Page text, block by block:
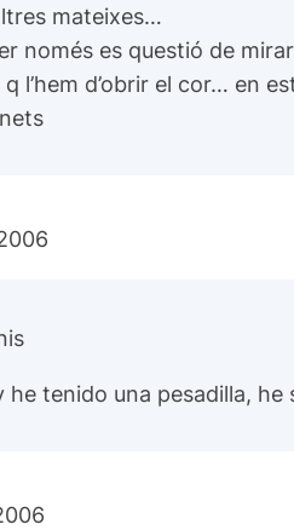
mateixes…
només es questió de
q l’hem d’obrir el cor… en
he tenido una pesadilla,